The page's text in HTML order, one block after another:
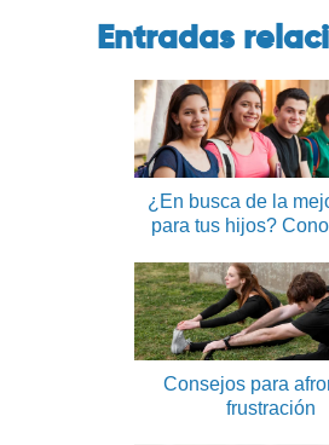
Entradas
¿En busca de la
para tus hijos?
Consejos para
frustración